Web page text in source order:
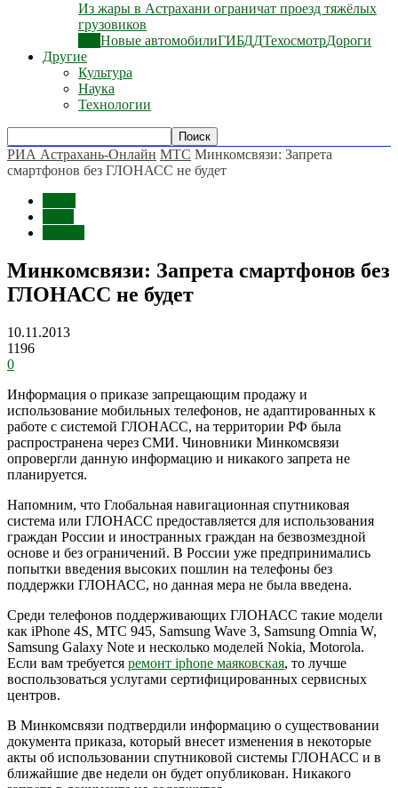
Из жары в Астрахани ограничат проезд тяжёлых
грузовиков
Новые автомобилиГИБДДТехосмотрДороги
Другие
Культура
Наука
Технологии
РИА Астрахань-Онлайн МТС Минкомсвязи: Запрета
смартфонов без ГЛОНАСС не будет
Минкомсвязи: Запрета смартфонов без
ГЛОНАСС не будет
10.11.2013
1196
0
Информация о приказе запрещающим продажу и
использование мобильных телефонов, не адаптированных к
работе с системой ГЛОНАСС, на территории РФ была
распространена через СМИ. Чиновники Минкомсвязи
опровергли данную информацию и никакого запрета не
планируется.
Напомним, что Глобальная навигационная спутниковая
система или ГЛОНАСС предоставляется для использования
граждан России и иностранных граждан на безвозмездной
основе и без ограничений. В России уже предпринимались
попытки введения высоких пошлин на телефоны без
поддержки ГЛОНАСС, но данная мера не была введена.
Среди телефонов поддерживающих ГЛОНАСС такие модели
как iPhone 4S, МТС 945, Samsung Wave 3, Samsung Omnia W,
Samsung Galaxy Note и несколько моделей Nokia, Motorola.
Если вам требуется ремонт iphone маяковская, то лучше
воспользоваться услугами сертифицированных сервисных
центров.
В Минкомсвязи подтвердили информацию о существовании
документа приказа, который внесет изменения в некоторые
акты об использовании спутниковой системы ГЛОНАСС и в
ближайшие две недели он будет опубликован. Никакого